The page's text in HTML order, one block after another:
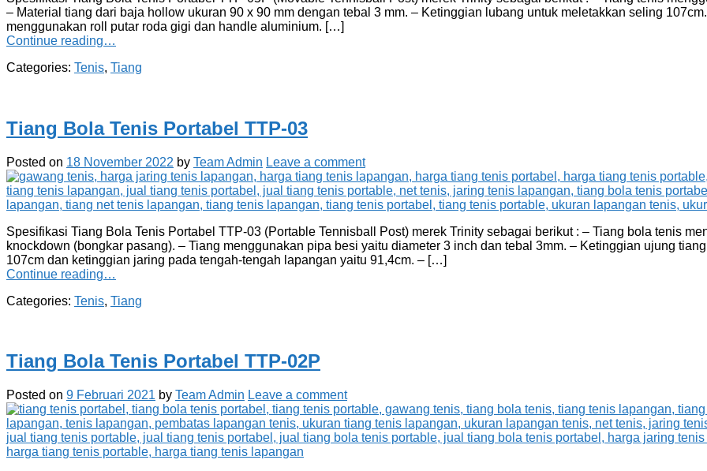
– Material tiang dari baja hollow ukuran 90 x 90 mm dengan tebal 3 mm. – Ketinggian lubang untuk meletakkan seling
menggunakan roll putar roda gigi dan handle aluminium. […]
Continue reading…
Categories: Tenis, Tiang
Tiang Bola Tenis Portabel TTP-03
Posted on 18 November 2022 by Team Admin Leave a comment
Spesifikasi Tiang Bola Tenis Portabel TTP-03 (Portable Tennisball Post) merek Trinity sebagai berikut : – Tiang bola tenis
knockdown (bongkar pasang). – Tiang menggunakan pipa besi yaitu diameter 3 inch dan tebal 3mm. – Ketinggian ujung
107cm dan ketinggian jaring pada tengah-tengah lapangan yaitu 91,4cm. – […]
Continue reading…
Categories: Tenis, Tiang
Tiang Bola Tenis Portabel TTP-02P
Posted on 9 Februari 2021 by Team Admin Leave a comment